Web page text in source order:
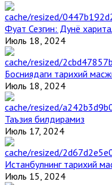
Фуат Сезгин: Дунё
Июль 18, 2024
Босниядаги тарихий
Июль 18, 2024
Таъзия билдирамиз
Июль 17, 2024
Истанбулнинг тарихий
Июль 15, 2024